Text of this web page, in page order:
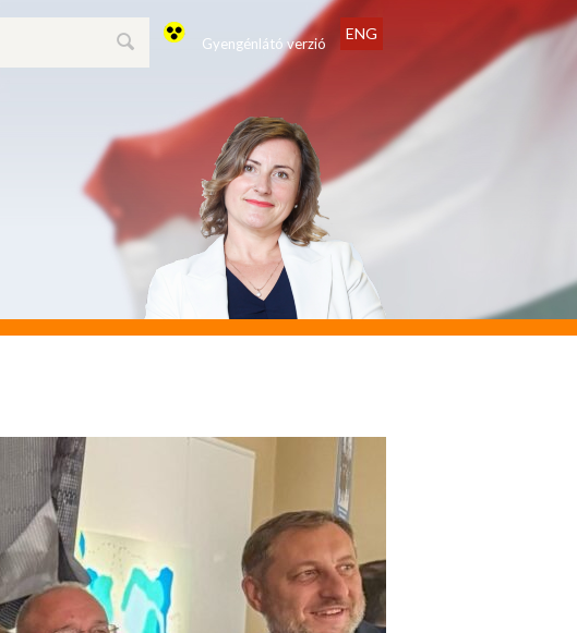
Gyengénlátó verzió
ENG